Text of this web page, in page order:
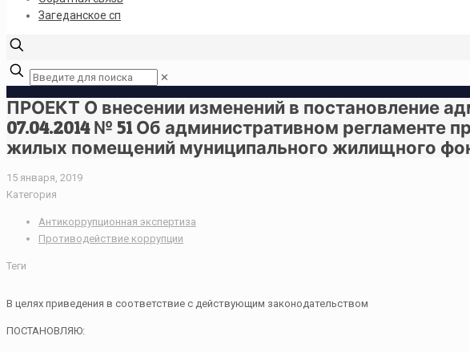
Загеданское сп
✕
ПРОЕКТ О внесении изменений в постановление
07.04.2014 № 51 Об административном регламенте
жилых помещений муниципального жилищного
15 января, 2019
Категория
Антикоррупционная экспертиза
Противодействие коррупции
Теги
В целях приведения в соответствие с действующим законодательством
ПОСТАНОВЛЯЮ: